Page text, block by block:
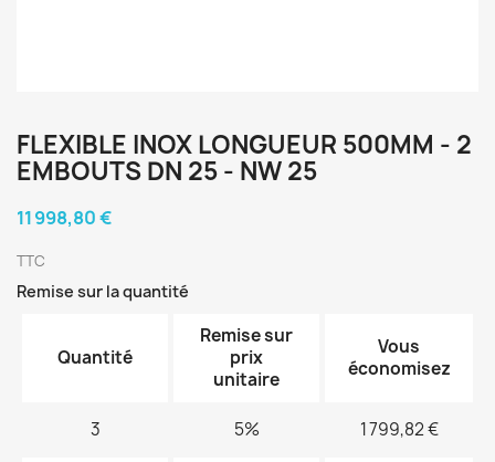
FLEXIBLE INOX LONGUEUR 500MM - 2
EMBOUTS DN 25 - NW 25
11 998,80 €
TTC
Remise sur la quantité
Quantité
Remise sur
prix
unitaire
Vous
économisez
3 5% 1 799,82 €